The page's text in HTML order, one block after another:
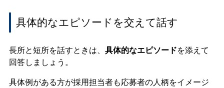
具体的なエピソードを交えて話す
長所と短所を話すときは、 具体的なエピソードを添えて
回答しましょう。
具体例がある方が採用担当者も応募者の人柄をイメージ